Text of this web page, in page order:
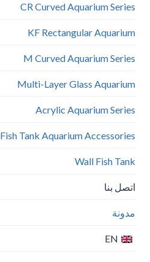
CR Curved Aquarium Series
KF Rectangular Aquarium
M Curved Aquarium Series
Multi-Layer Glass Aquarium
Acrylic Aquarium Series
Fish Tank Aquarium Accessories
Wall Fish Tank​
اتصل بنا
مدونة
EN